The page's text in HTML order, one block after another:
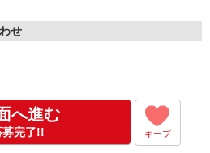
せ
へ進む
募完了!! キープ